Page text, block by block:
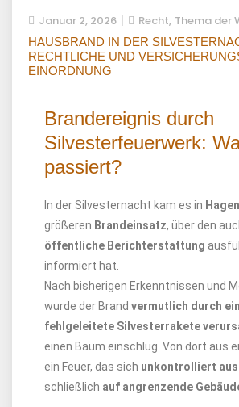
Januar 2, 2026 Recht, Thema der
HAUSBRAND IN DER
RECHTLICHE UND
EINORDNUNG
Brandereignis durch
Silvesterfeuerwerk:
passiert?
In der Silvesternacht kam es in Hagen
größeren Brandeinsatz, über den
öffentliche Berichterstattung
informiert hat.
Nach bisherigen Erkenntnissen und
wurde der Brand vermutlich durch
fehlgeleitete Silvesterrakete
einen Baum einschlug. Von dort aus
ein Feuer, das sich unkontrolliert
schließlich auf angrenzende